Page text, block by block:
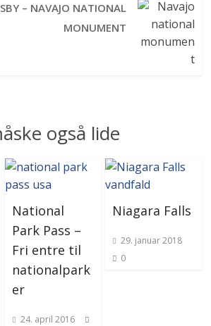
– NAVAJO NATIONAL
MONUMENT
også lide
National
Park Pass –
Fri entre til
nationalpark
er
24. april 2016
Niagara Falls
29. januar 2018
0